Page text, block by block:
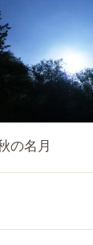
の名月